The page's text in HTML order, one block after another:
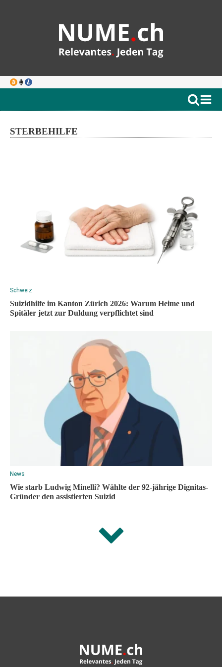
STERBEHILFE
Schweiz
Suizidhilfe im Kanton Zürich 2026: Warum Heime und
Spitäler jetzt zur Duldung verpflichtet sind
News
Wie starb Ludwig Minelli? Wählte der 92-jährige Dignitas-
Gründer den assistierten Suizid